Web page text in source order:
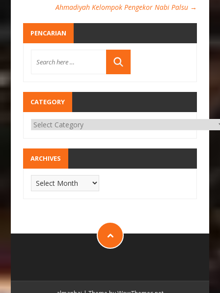
Ahmadiyah Kelompok Pengekor Nabi Palsu →
PENCARIAN
CATEGORY
ARCHIVES